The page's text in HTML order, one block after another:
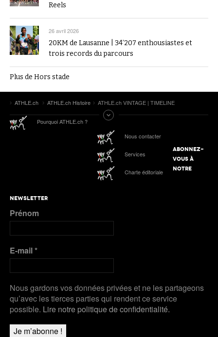
Reels
26 avril 2026
20KM de Lausanne | 34’207 enthousiastes et
trois records du parcours
Plus de Hors stade
ATHLE.ch ATHLE.ch Histoire ATHLE.ch VINTAGE | TIMELINE
Pourquoi ATHLE.ch ?
Nous contacter
Services
Charte éditoriale
ABONNEZ-
VOUS À
NOTRE
NEWSLETTER
Prénom
E-mail*
Nous gardons vos données privées et ne les partageons
qu’avec les tierces parties qui rendent ce service
possible. Lire notre politique de confidentialité.